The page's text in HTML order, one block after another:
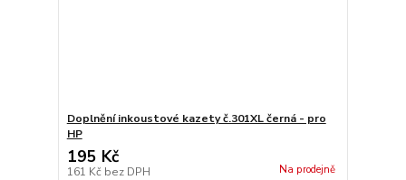
Doplnění inkoustové kazety č.301XL černá - pro
HP
195 Kč
161 Kč bez DPH Na prodejně